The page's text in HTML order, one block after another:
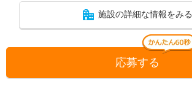
施設の詳細な情報をみる
応募する